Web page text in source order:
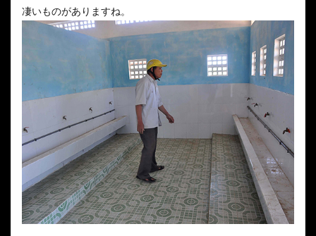
凄いものがありますね。